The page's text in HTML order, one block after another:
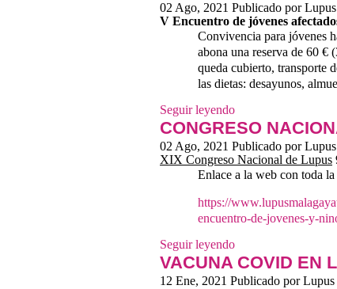
02 Ago, 2021 Publicado por
V Encuentro de jóvenes
Convivencia para jóvenes
abona una reserva de 60 €
queda cubierto, transporte
las dietas: desayunos,
Seguir leyendo
CONGRESO
02 Ago, 2021 Publicado por
XIX Congreso Nacional de Lupus
Enlace a la web con toda
https://
encuentro-de-jovenes-y-
Seguir leyendo
VACUNA COVID EN
12 Ene, 2021 Publicado porLupus